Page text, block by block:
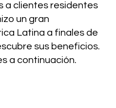
a clientes residentes
un gran
Latina a finales de
sus beneficios.
a continuación.